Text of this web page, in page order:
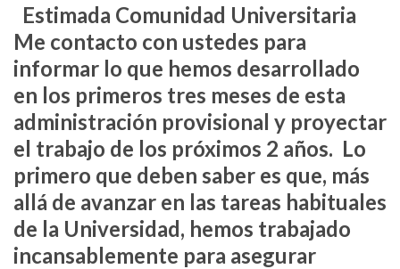
Estimada Comunidad Universitaria
Me contacto con ustedes para
informar lo que hemos desarrollado
en los primeros tres meses de esta
administración provisional y proyectar
el trabajo de los próximos 2 años. Lo
primero que deben saber es que, más
allá de avanzar en las tareas habituales
de la Universidad, hemos trabajado
incansablemente para asegurar